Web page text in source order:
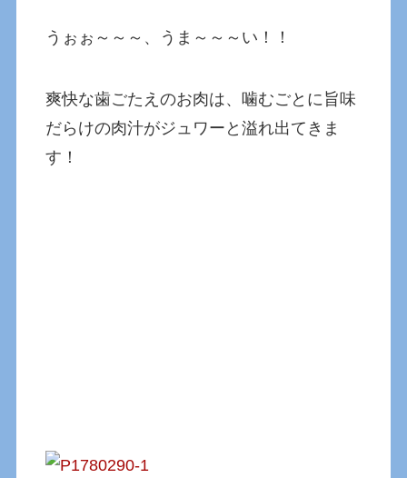
うぉぉ～～～、うま～～～い！！
爽快な歯ごたえのお肉は、噛むごとに旨味
だらけの肉汁がジュワーと溢れ出てきま
す！